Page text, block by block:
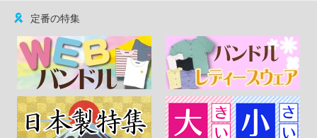
定番の特集